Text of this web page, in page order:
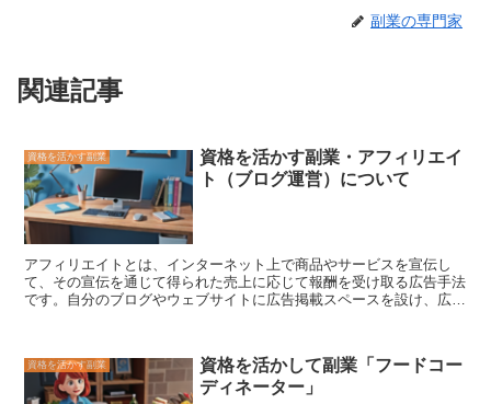
副業の専門家
関連記事
資格を活かす副業
資格を活かす副業・アフィリエイ
ト（ブログ運営）について
アフィリエイトとは、インターネット上で商品やサービスを宣伝し
て、その宣伝を通じて得られた売上に応じて報酬を受け取る広告手法
です。 自分のブログやウェブサイトに広告掲載スペースを設け、広告
アフィリエイトの仕組みは、次の通りです。まず、アフィリエイトプ
ログラムに登録します。アフィリエイトプログラムとは、広告主とア
フィリエイターを繋ぐ仕組みのことを指します。アフィリエイトプロ
資格を活かす副業
資格を活かして副業「フードコー
ディネーター」